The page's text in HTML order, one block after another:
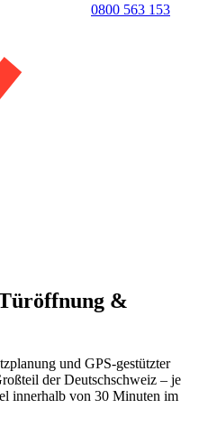
0800 563 153
&
und GPS-gestützter
der Deutschschweiz – je
innerhalb von 30 Minuten im